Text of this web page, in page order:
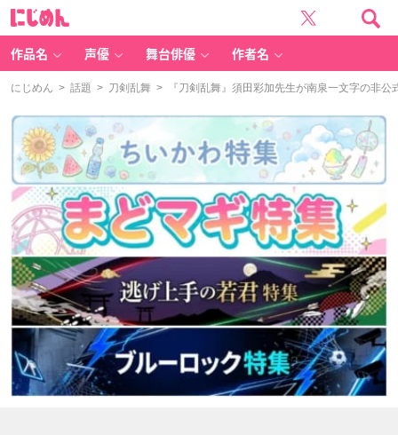
作品名 声優 舞台俳優 作者名
にじめん > 話題 > 刀剣乱舞 > 『刀剣乱舞』須田彩加先生が南泉一文字の非